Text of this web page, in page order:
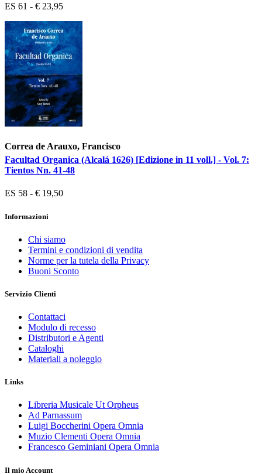
ES 61 - € 23,95
Correa de Arauxo, Francisco
Facultad Organica (Alcalá 1626) [Edizione in 11 voll.] - Vol. 7:
Tientos Nn. 41-48
ES 58 - € 19,50
Informazioni
Chi siamo
Termini e condizioni di vendita
Norme per la tutela della Privacy
Buoni Sconto
Servizio Clienti
Contattaci
Modulo di recesso
Distributori e Agenti
Cataloghi
Materiali a noleggio
Links
Libreria Musicale Ut Orpheus
Ad Parnassum
Luigi Boccherini Opera Omnia
Muzio Clementi Opera Omnia
Francesco Geminiani Opera Omnia
Il mio Account